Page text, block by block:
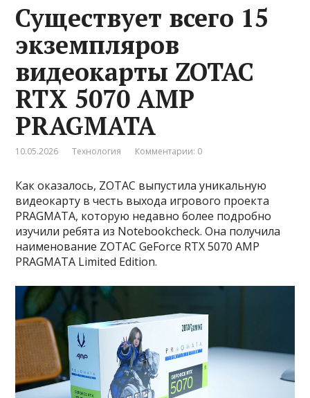
Существует всего 15
экземпляров
видеокарты ZOTAC
RTX 5070 AMP
PRAGMATA
10.05.2026 Технология Комментарии: 0
Как оказалось, ZOTAC выпустила уникальную
видеокарту в честь выхода игрового проекта
PRAGMATA, которую недавно более подробно
изучили ребята из Notebookcheck. Она получила
наименование ZOTAC GeForce RTX 5070 AMP
PRAGMATA Limited Edition.